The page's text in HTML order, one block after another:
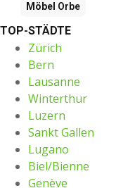
Möbel Orbe
TOP-STÄDTE
Zürich
Bern
Lausanne
Winterthur
Luzern
Sankt Gallen
Lugano
Biel/Bienne
Genève